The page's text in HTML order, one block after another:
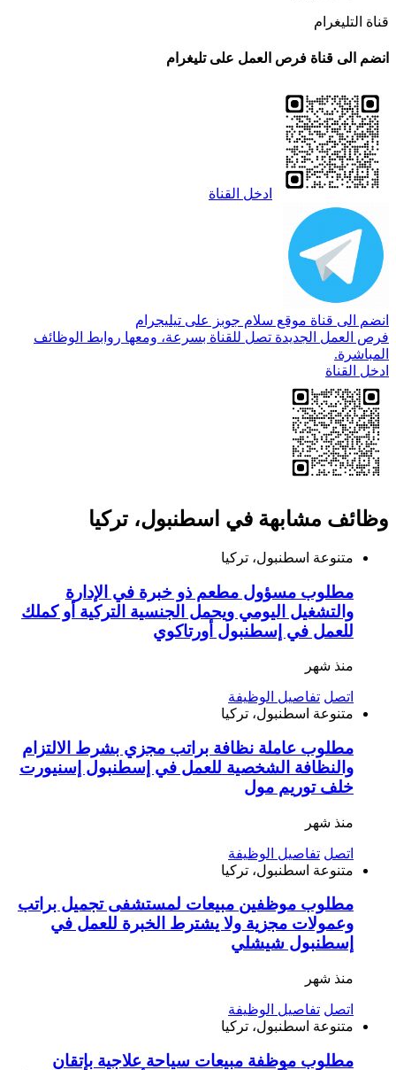
قناة التليغرام
انضم الى قناة فرص العمل على تليغرام
ادخل القناة
انضم الى قناة موقع سلام جوبز على تيليجرام
فرص العمل الجديدة تصل للقناة بسرعة، ومعها روابط الوظائف
المباشرة.
ادخل القناة
وظائف مشابهة في اسطنبول، تركيا
متنوعة اسطنبول، تركيا
مطلوب مسؤول مطعم ذو خبرة في الإدارة
والتشغيل اليومي ويحمل الجنسية التركية أو كملك
للعمل في إسطنبول أورتاكوي
منذ شهر
اتصل تفاصيل الوظيفة
متنوعة اسطنبول، تركيا
مطلوب عاملة نظافة براتب مجزي بشرط الالتزام
والنظافة الشخصية للعمل في إسطنبول إسنيورت
خلف توريم مول
منذ شهر
اتصل تفاصيل الوظيفة
متنوعة اسطنبول، تركيا
مطلوب موظفين مبيعات لمستشفى تجميل براتب
وعمولات مجزية ولا يشترط الخبرة للعمل في
إسطنبول شيشلي
منذ شهر
اتصل تفاصيل الوظيفة
متنوعة اسطنبول، تركيا
مطلوب موظفة مبيعات سياحة علاجية بإتقان